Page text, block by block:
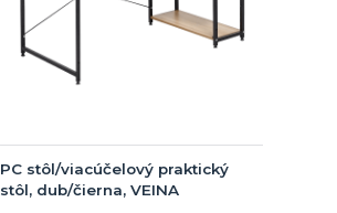
PC stôl/viacúčelový praktický
stôl, dub/čierna, VEINA